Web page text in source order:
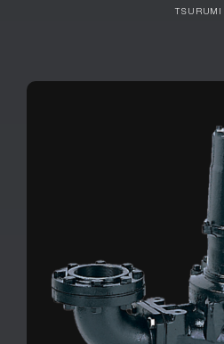
TSURUMI